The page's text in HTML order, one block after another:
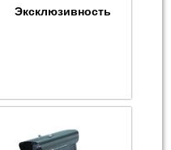
Эксклюзивность